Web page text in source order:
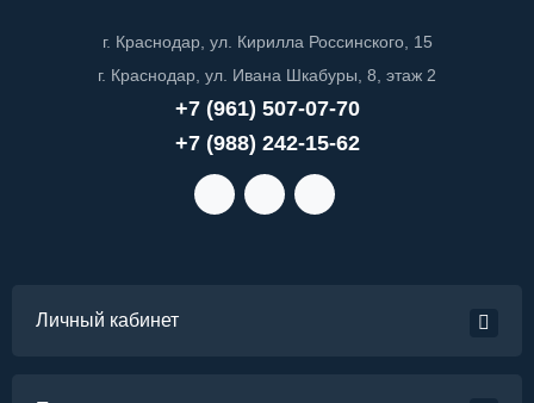
г. Краснодар, ул. Кирилла Россинского, 15
г. Краснодар, ул. Ивана Шкабуры, 8, этаж 2
+7 (961) 507-07-70
+7 (988) 242-15-62
Личный кабинет